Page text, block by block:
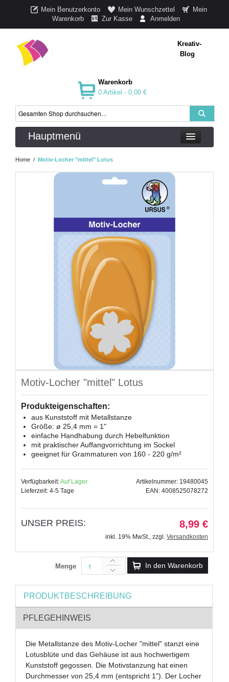
Mein Benutzerkonto Mein Wunschzettel
Mein
Warenkorb
Zur Kasse Anmelden
Kreativ-
Blog
Warenkorb
0 Artikel - 0,00 €
Hauptmenü
Home / Motiv-Locher "mittel" Lotus
Motiv-Locher "mittel" Lotus
Produkteigenschaften:
aus Kunststoff mit Metallstanze
Größe: ø 25,4 mm = 1"
einfache Handhabung durch Hebelfunktion
mit praktischer Auffangvorrichtung im Sockel
geeignet für Grammaturen von 160 - 220 g/m²
Verfügbarkeit:Auf Lager
Lieferzeit: 4-5 Tage
Artikelnummer: 19480045
EAN: 4008525078272
UNSER PREIS: 8,99 €
inkl. 19% MwSt., zzgl. Versandkosten
Menge In den Warenkorb
PRODUKTBESCHREIBUNG
PFLEGEHINWEIS
Die Metallstanze des Motiv-Locher "mittel" stanzt eine
Lotusblüte und das Gehäuse ist aus hochwertigem
Kunststoff gegossen. Die Motivstanzung hat einen
Durchmesser von 25,4 mm (entspricht 1"). Der Locher